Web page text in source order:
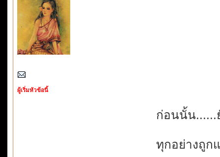
ผู้เริ่มหัวข้อนี้
ก่อนนั้น......
ทุกอย่างถูก